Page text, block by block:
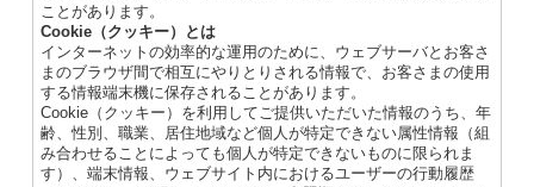
ことがあります。
Cookie（クッキー）とは
インターネットの効率的な運用のために、ウェブサーバとお客さ
まのブラウザ間で相互にやりとりされる情報で、お客さまの使用
する情報端末機に保存されることがあります。
Cookie（クッキー）を利用してご提供いただいた情報のうち、年
齢、性別、職業、居住地域など個人が特定できない属性情報（組
み合わせることによっても個人が特定できないものに限られま
す）、端末情報、ウェブサイト内におけるユーザーの行動履歴